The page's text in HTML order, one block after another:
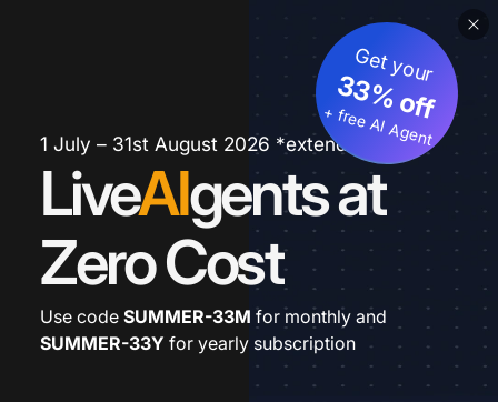
1 July – 31st August 2026 *extended
LiveAIgents at
Zero Cost
Get your
33% off
+ free AI Agent
Use code SUMMER-33M for monthly and
SUMMER-33Y for yearly subscription